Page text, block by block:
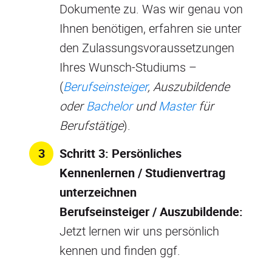
Dokumente zu. Was wir genau von
Ihnen benötigen, erfahren sie unter
den Zulassungsvoraussetzungen
Ihres Wunsch-Studiums –
(Berufseinsteiger, Auszubildende
oderBachelorundMasterfür
Berufstätige).
Schritt 3: Persönliches
Kennenlernen / Studienvertrag
unterzeichnen
Berufseinsteiger / Auszubildende:
Jetzt lernen wir uns persönlich
kennen und finden ggf.